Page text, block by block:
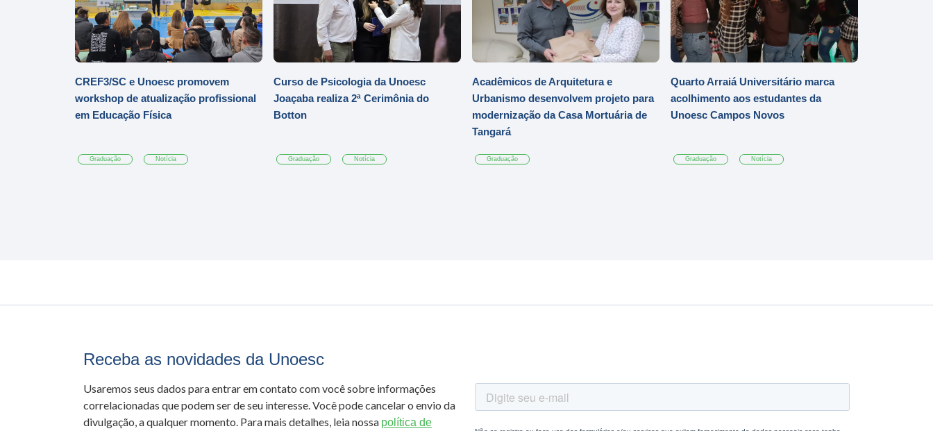
CREF3/SC e Unoesc promovem
workshop de atualização profissional
em Educação Física
Graduação Notícia
Curso de Psicologia da Unoesc
Joaçaba realiza 2ª Cerimônia do
Botton
Graduação Notícia
Acadêmicos de Arquitetura e
Urbanismo desenvolvem projeto para
modernização da Casa Mortuária de
Tangará
Graduação
Quarto Arraiá Universitário marca
acolhimento aos estudantes da
Unoesc Campos Novos
Graduação Notícia
Receba as novidades da Unoesc
Usaremos seus dados para entrar em contato com você sobre informações
correlacionadas que podem ser de seu interesse. Você pode cancelar o envio da
divulgação, a qualquer momento. Para mais detalhes, leia nossa política de